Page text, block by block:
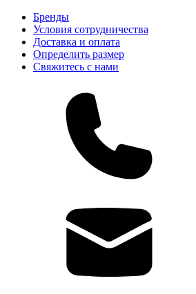
Бренды
Условия сотрудничества
Доставка и оплата
Определить размер
Свяжитесь с нами